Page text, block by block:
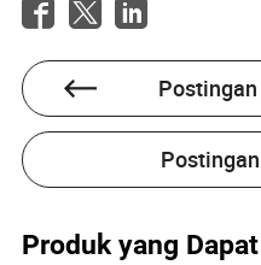
Produk yang